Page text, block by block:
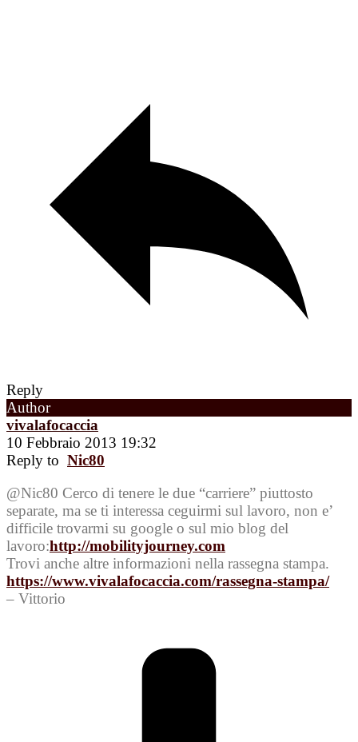
Reply
Author
vivalafocaccia
10 Febbraio 2013 19:32
Reply to Nic80
@Nic80 Cerco di tenere le due “carriere” piuttosto
separate, ma se ti interessa ceguirmi sul lavoro, non e’
difficile trovarmi su google o sul mio blog del
lavoro:http://mobilityjourney.com
Trovi anche altre informazioni nella rassegna stampa.
https://www.vivalafocaccia.com/rassegna-stampa/
– Vittorio